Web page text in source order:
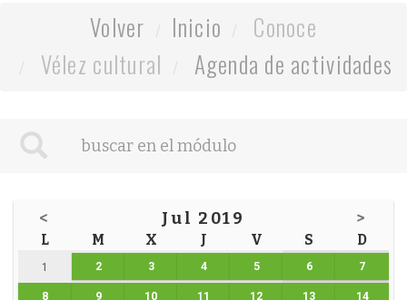
Volver Inicio
Conoce
Vélez cultural
Agenda de actividades
< Jul 2019 >
L M X J V S D
1 2 3 4 5 6 7
8 9 10 11 12 13 14